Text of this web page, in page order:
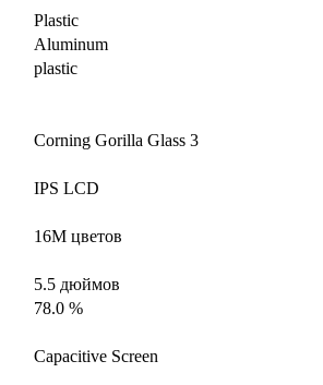
Plastic
Aluminum
plastic
Corning Gorilla Glass 3
IPS LCD
16M цветов
5.5 дюймов
78.0 %
Capacitive Screen